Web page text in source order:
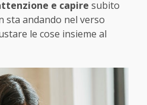
e capire subito
sta andando nel verso
le cose insieme al